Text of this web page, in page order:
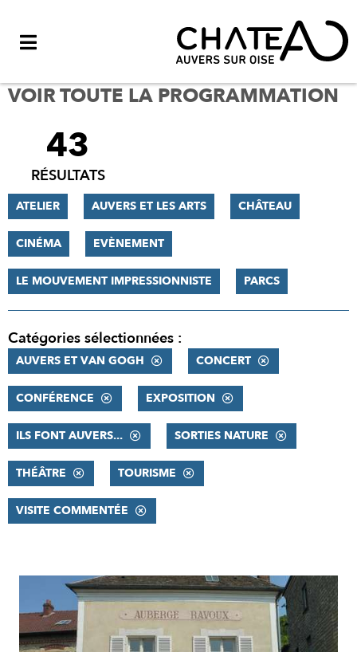
VOIR TOUTE LA PROGRAMMATION
FILTRER
RÉSULTATS
43
RÉSULTATS
ATELIER AUVERS ET LES ARTS CHÂTEAU
CINÉMA EVÈNEMENT
LE MOUVEMENT IMPRESSIONNISTE PARCS
Catégories sélectionnées :
AUVERS ET VAN GOGH CONCERT
CONFÉRENCE EXPOSITION
ILS FONT AUVERS... SORTIES NATURE
THÉÂTRE TOURISME
VISITE COMMENTÉE
RÉSULTATS